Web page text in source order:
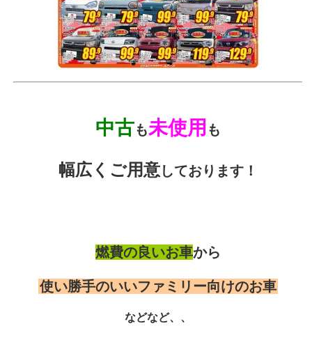
中古も未使用 も
幅広くご用意しております！
燃費の良いお車から
使い勝手のいいファミリー向けのお車
などなど、、